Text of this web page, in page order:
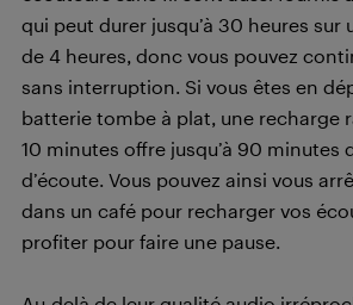
qui peut durer jusqu’à 30 heures sur
de 4 heures, donc vous pouvez
sans interruption. Si vous êtes en
batterie tombe à plat, une recharge
10 minutes offre jusqu’à 90 minutes
d’écoute. Vous pouvez ainsi vous
dans un café pour recharger vos
profiter pour faire une pause.